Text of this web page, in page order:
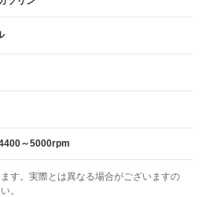
オットマン
：装備なし
：装備あり
～5000rpm
す。実際とは異なる場合がございますの
。